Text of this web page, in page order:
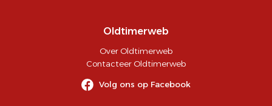
Oldtimerweb
Over Oldtimerweb
Contacteer Oldtimerweb
Volg ons op Facebook